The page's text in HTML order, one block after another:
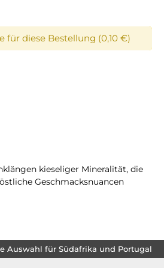
für diese Bestellung (0,10 €)
kieseliger Mineralität, die
Geschmacksnuancen
Auswahl für Südafrika und Portugal